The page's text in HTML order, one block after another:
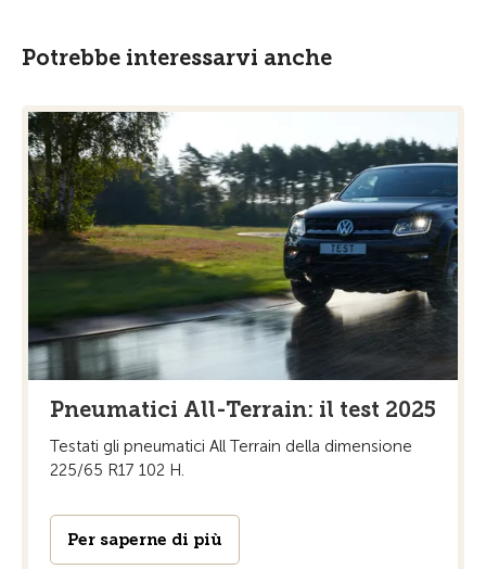
Potrebbe interessarvi anche
Pneumatici All-Terrain: il test 2025
Testati gli pneumatici All Terrain della dimensione
225/65 R17 102 H.
Per saperne di più